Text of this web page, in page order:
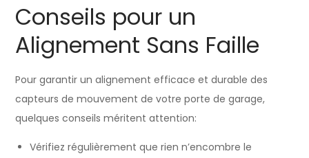
Conseils pour un
Alignement Sans Faille
Pour garantir un alignement efficace et durable des
capteurs de mouvement de votre porte de garage,
quelques conseils méritent attention:
Vérifiez régulièrement que rien n’encombre le